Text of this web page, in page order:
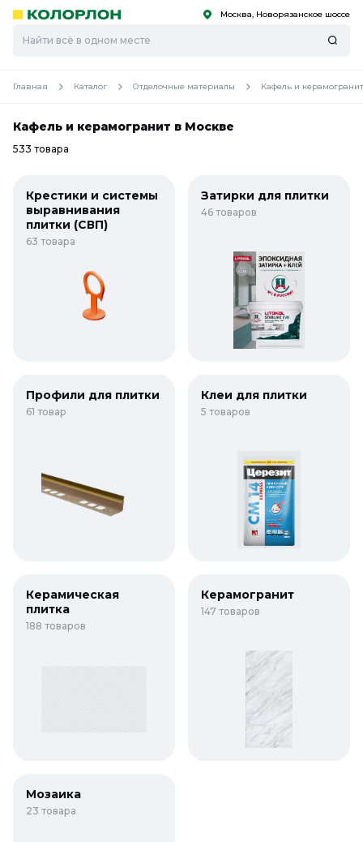
Скоро
Скоро Москва, Новорязанское шоссе
Главная Каталог Отделочные материалы Кафель и керамогранит
Кафель и керамогранит в Москве
533 товара
Крестики и системы
выравнивания
плитки (СВП)
63 товара
Затирки для плитки
46 товаров
Профили для плитки
61 товар
Клеи для плитки
5 товаров
Керамическая
плитка
188 товаров
Керамогранит
147 товаров
Мозаика
23 товара